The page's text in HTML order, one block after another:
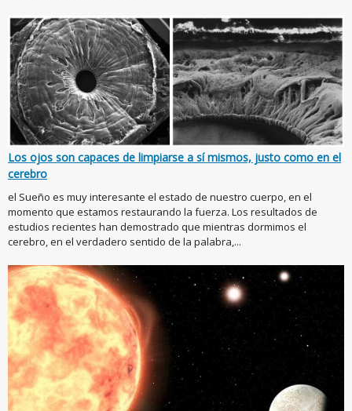
Los ojos son capaces de limpiarse a sí mismos, justo como en el
cerebro
el Sueño es muy interesante el estado de nuestro cuerpo, en el
momento que estamos restaurando la fuerza. Los resultados de
estudios recientes han demostrado que mientras dormimos el
cerebro, en el verdadero sentido de la palabra,...